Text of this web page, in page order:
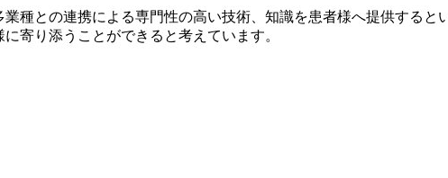
種との連携による専門性の高い技術、知識を患者様へ提供する
寄り添うことができると考えています。